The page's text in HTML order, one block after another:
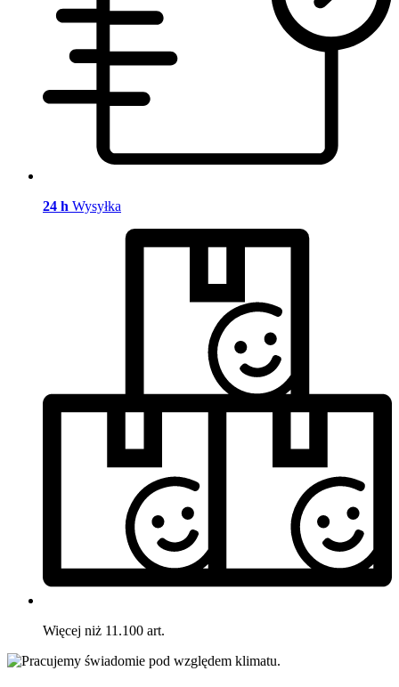
24 h Wysyłka
Więcej niż 11.100 art.